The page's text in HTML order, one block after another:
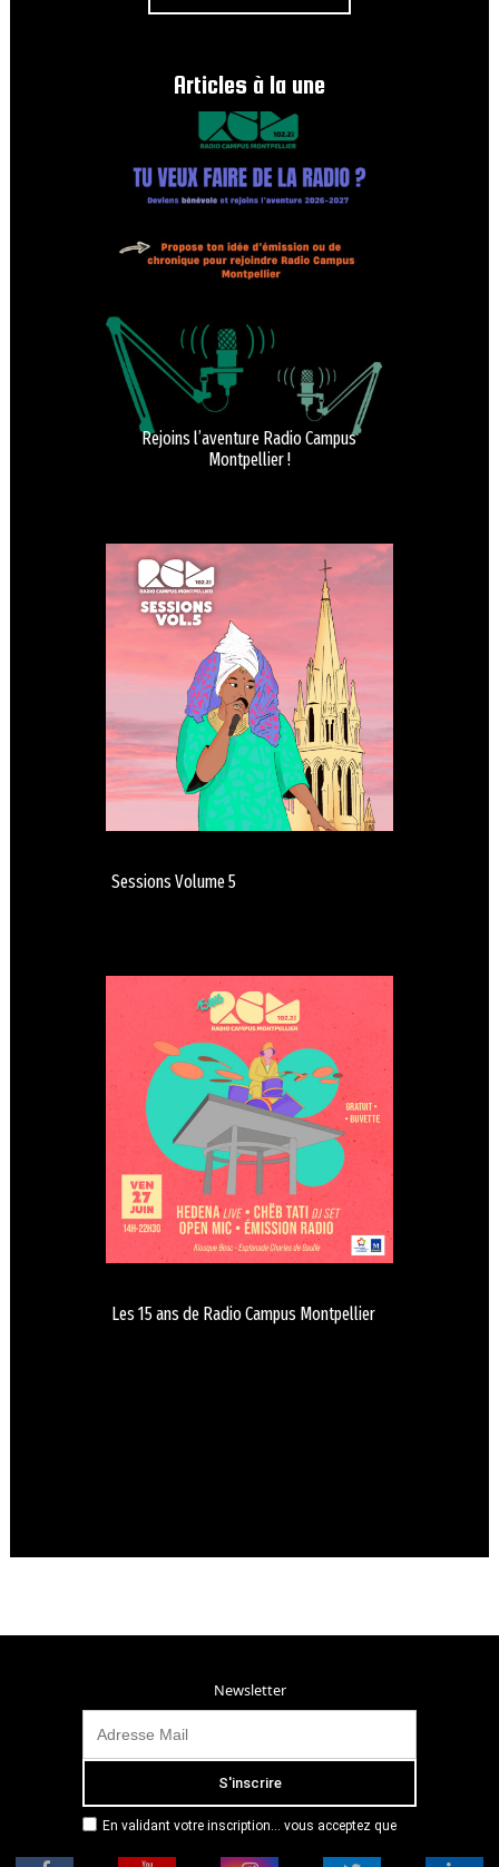
Articles à la une
Rejoins l’aventure Radio Campus
Montpellier !
Sessions Volume 5
Les 15 ans de Radio Campus Montpellier
Newsletter
En validant votre inscription... vous acceptez que